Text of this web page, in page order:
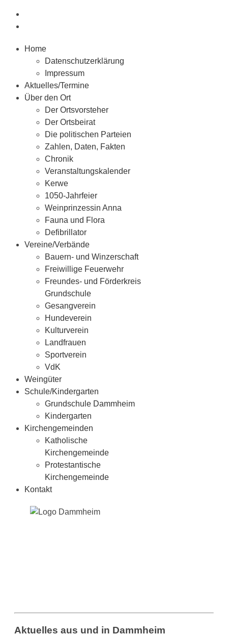
Home
Datenschutzerklärung
Impressum
Aktuelles/Termine
Über den Ort
Der Ortsvorsteher
Der Ortsbeirat
Die politischen Parteien
Zahlen, Daten, Fakten
Chronik
Veranstaltungskalender
Kerwe
1050-Jahrfeier
Weinprinzessin Anna
Fauna und Flora
Defibrillator
Vereine/Verbände
Bauern- und Winzerschaft
Freiwillige Feuerwehr
Freundes- und Förderkreis
Grundschule
Gesangverein
Hundeverein
Kulturverein
Landfrauen
Sportverein
VdK
Weingüter
Schule/Kindergarten
Grundschule Dammheim
Kindergarten
Kirchengemeinden
Katholische
Kirchengemeinde
Protestantische
Kirchengemeinde
Kontakt
Aktuelles aus und in Dammheim